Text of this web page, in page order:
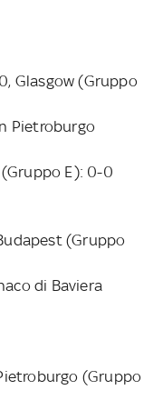
Glasgow (Gruppo
Pietroburgo
(Gruppo E): 0-0
(Gruppo
di Baviera
(Gruppo